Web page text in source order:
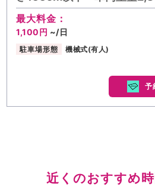
最大料金：
1,100円 ~/日
駐車場形態 機械式(有人)
予
近くのおすすめ